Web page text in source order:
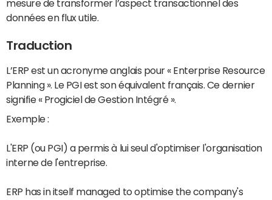
mesure de transformer l’aspect transactionnel des
données en flux utile.
Traduction
L’ERP est un acronyme anglais pour « Enterprise Resource
Planning ». Le PGI est son équivalent français. Ce dernier
signifie « Progiciel de Gestion Intégré ».
Exemple :
L'ERP (ou PGI) a permis à lui seul d'optimiser l'organisation
interne de l'entreprise.
ERP has in itself managed to optimise the company's